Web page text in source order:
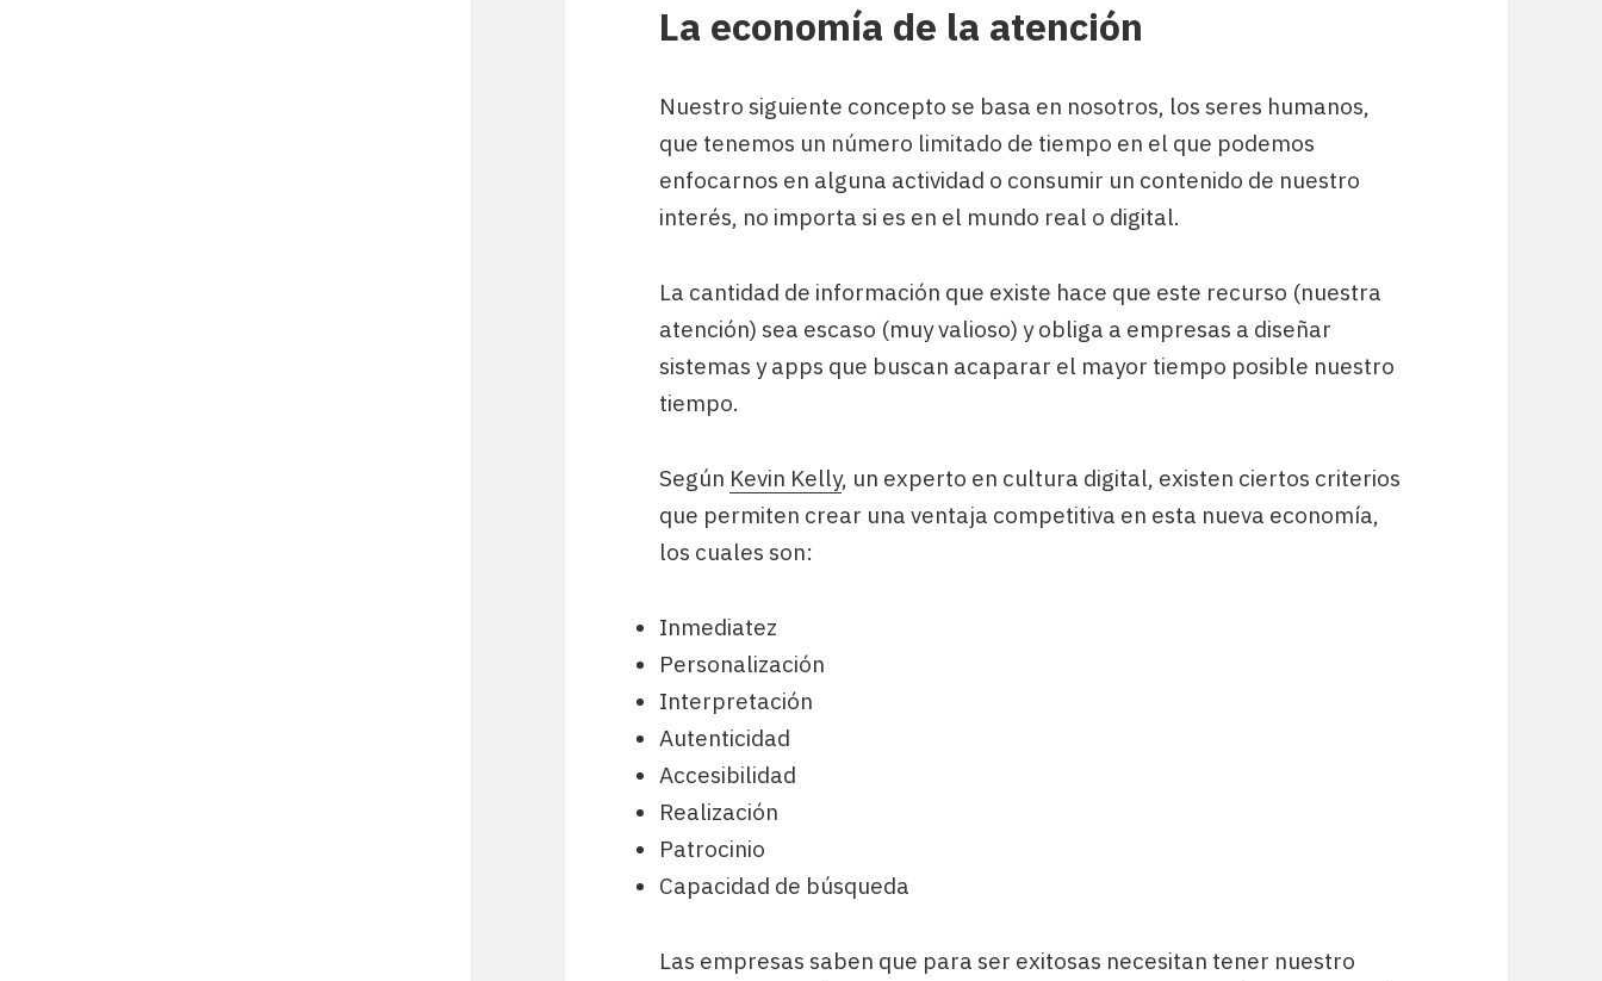
La economía de la atención
Nuestro siguiente concepto se basa en nosotros, los seres humanos,
que tenemos un número limitado de tiempo en el que podemos
enfocarnos en alguna actividad o consumir un contenido de nuestro
interés, no importa si es en el mundo real o digital.
La cantidad de información que existe hace que este recurso (nuestra
atención) sea escaso (muy valioso) y obliga a empresas a diseñar
sistemas y apps que buscan acaparar el mayor tiempo posible nuestro
tiempo.
Según Kevin Kelly, un experto en cultura digital, existen ciertos criterios
que permiten crear una ventaja competitiva en esta nueva economía,
los cuales son:
Inmediatez
Personalización
Interpretación
Autenticidad
Accesibilidad
Realización
Patrocinio
Capacidad de búsqueda
Las empresas saben que para ser exitosas necesitan tener nuestro